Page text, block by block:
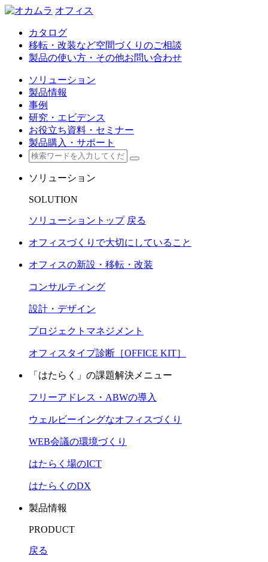
オフィス
カタログ
移転・改装など空間づくりのご相談
製品の使い方・その他お問い合わせ
ソリューション
製品情報
事例
研究・エビデンス
お役立ち資料・セミナー
製品購入・サポート
ソリューション
SOLUTION
ソリューショントップ 戻る
オフィスづくりで大切にしていること
オフィスの新設・移転・改装
コンサルティング
設計・デザイン
プロジェクトマネジメント
オフィスタイプ診断［OFFICE KIT］
「はたらく」の課題解決メニュー
フリーアドレス・ABWの導入
ウェルビーイングなオフィスづくり
WEB会議の環境づくり
はたらく場のICT
はたらくのDX
製品情報
PRODUCT
戻る